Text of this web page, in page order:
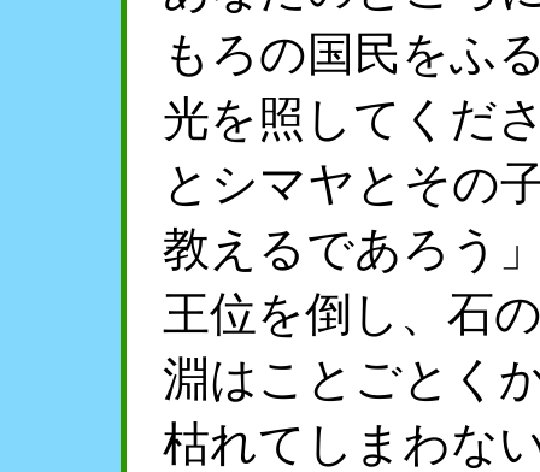
もろの国民をふ
光を照してくだ
とシマヤとその
教えるであろう
王位を倒し、石
淵はことごとく
枯れてしまわな